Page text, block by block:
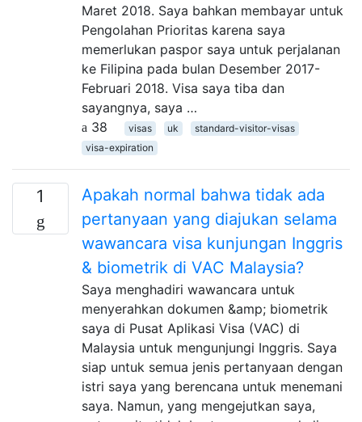
Maret 2018. Saya bahkan membayar untuk
Pengolahan Prioritas karena saya
memerlukan paspor saya untuk perjalanan
ke Filipina pada bulan Desember 2017-
Februari 2018. Visa saya tiba dan
sayangnya, saya …
38
visas uk
standard-visitor-visas
visa-expiration
1
Apakah normal bahwa tidak ada
pertanyaan yang diajukan selama
wawancara visa kunjungan Inggris
& biometrik di VAC Malaysia?
Saya menghadiri wawancara untuk
menyerahkan dokumen &amp; biometrik
saya di Pusat Aplikasi Visa (VAC) di
Malaysia untuk mengunjungi Inggris. Saya
siap untuk semua jenis pertanyaan dengan
istri saya yang berencana untuk menemani
saya. Namun, yang mengejutkan saya,